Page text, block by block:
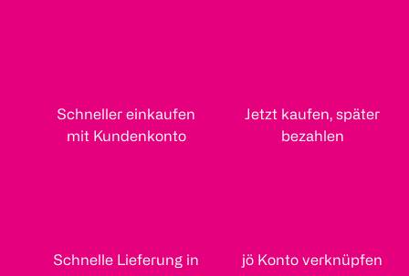
Schneller einkaufen
mit Kundenkonto
Jetzt kaufen, später
bezahlen
Schnelle Lieferung in
jö Konto verknüpfen